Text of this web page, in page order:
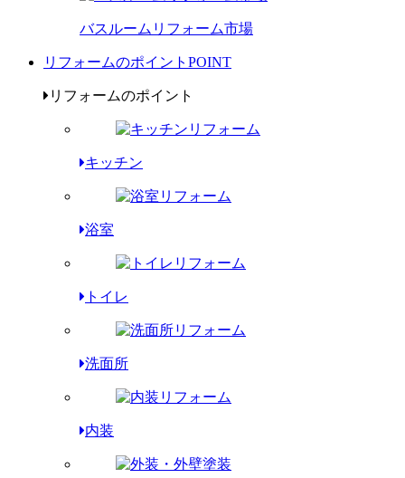
バスルームリフォーム市場
リフォームのポイント POINT
リフォームのポイント
キッチン
浴室
トイレ
洗面所
内装